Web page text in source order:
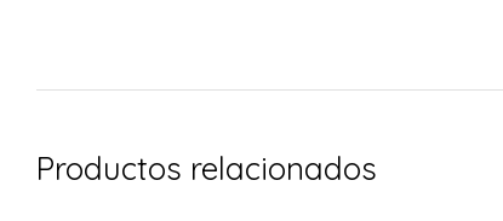
Productos relacionados